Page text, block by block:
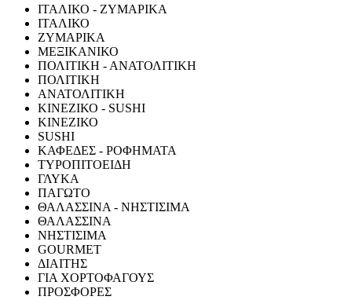
ΙΤΑΛΙΚΟ - ΖΥΜΑΡΙΚΑ
ΙΤΑΛΙΚΟ
ΖΥΜΑΡΙΚΑ
ΜΕΞΙΚΑΝΙΚΟ
ΠΟΛΙΤΙΚΗ - ΑΝΑΤΟΛΙΤΙΚΗ
ΠΟΛΙΤΙΚΗ
ΑΝΑΤΟΛΙΤΙΚΗ
ΚΙΝΕΖΙΚΟ - SUSHI
ΚΙΝΕΖΙΚΟ
SUSHI
ΚΑΦΕΔΕΣ - ΡΟΦΗΜΑΤΑ
ΤΥΡΟΠΙΤΟΕΙΔΗ
ΓΛΥΚΑ
ΠΑΓΩΤΟ
ΘΑΛΑΣΣΙΝΑ - ΝΗΣΤΙΣΙΜΑ
ΘΑΛΑΣΣΙΝΑ
ΝΗΣΤΙΣΙΜΑ
GOURMET
ΔΙΑΙΤΗΣ
ΓΙΑ ΧΟΡΤΟΦΑΓΟΥΣ
ΠΡΟΣΦΟΡΕΣ